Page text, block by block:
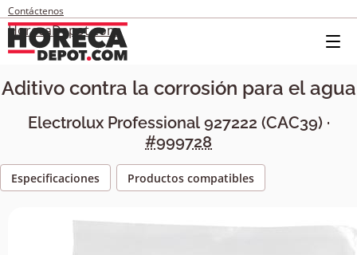
Contáctenos
HorecaDepot.com
Aditivo contra la corrosión para el agua
Electrolux Professional 927222 (CAC39) ·
#999728
Especificaciones Productos compatibles